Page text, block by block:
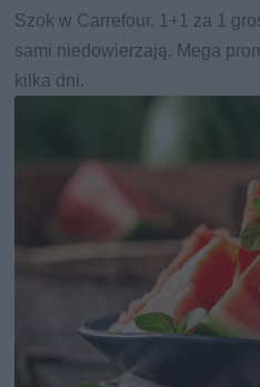
Szok w Carrefour. 1+1 za 1
sami niedowierzają. Mega
kilka dni.